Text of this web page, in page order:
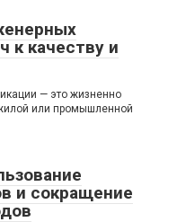
к качеству и
— это жизненно
или промышленной
и сокращение